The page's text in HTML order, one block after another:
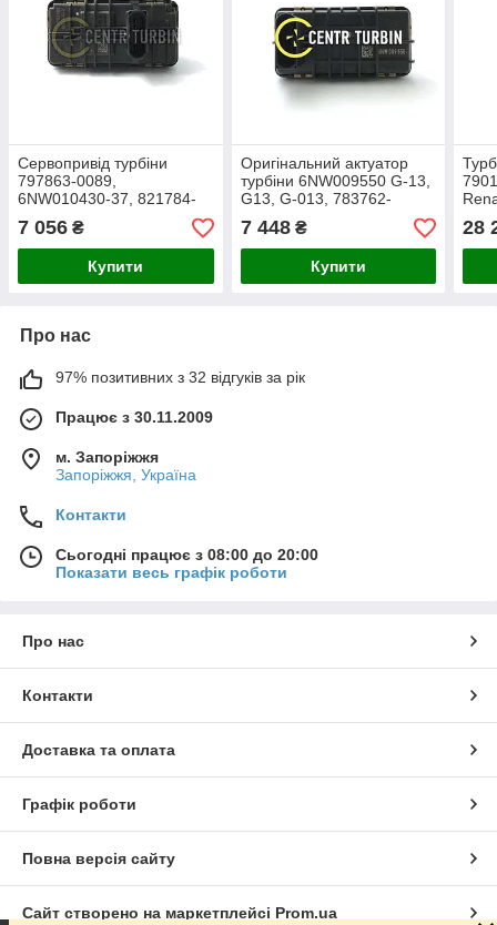
Сервопривід турбіни
797863-0089,
6NW010430-37, 821784-
5002S, 821784-0002,
821784-2
7 056 ₴
Купити
Оригінальний актуатор
турбіни 6NW009550 G-13,
G13, G-013, 783762-
5002S, 783762-0002,
783762-2
7 448₴
Купити
150
28
Про нас
97% позитивних з 32 відгуків за рік
Працює з 30.11.2009
м. Запоріжжя
Запоріжжя, Україна
Контакти
Сьогодні працює з 08:00 до 20:00
Показати весь графік роботи
Про нас
Контакти
Доставка та оплата
Графік роботи
Повна версія сайту
Сайт створено на маркетплейсі Prom.ua